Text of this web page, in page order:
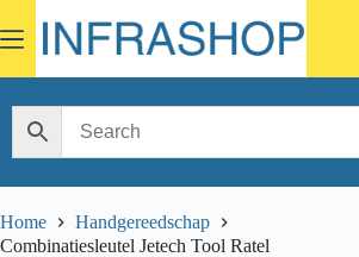
to
content
Home
Handgereedschap
Combinatiesleutel Jetech Tool Ratel